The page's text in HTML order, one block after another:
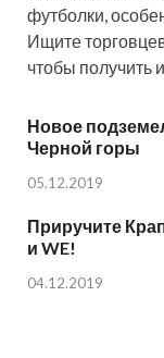
футболки,
Ищите
чтобы получить
Новое
Черной горы
05.12.2019
Приручите
и WE!
04.12.2019